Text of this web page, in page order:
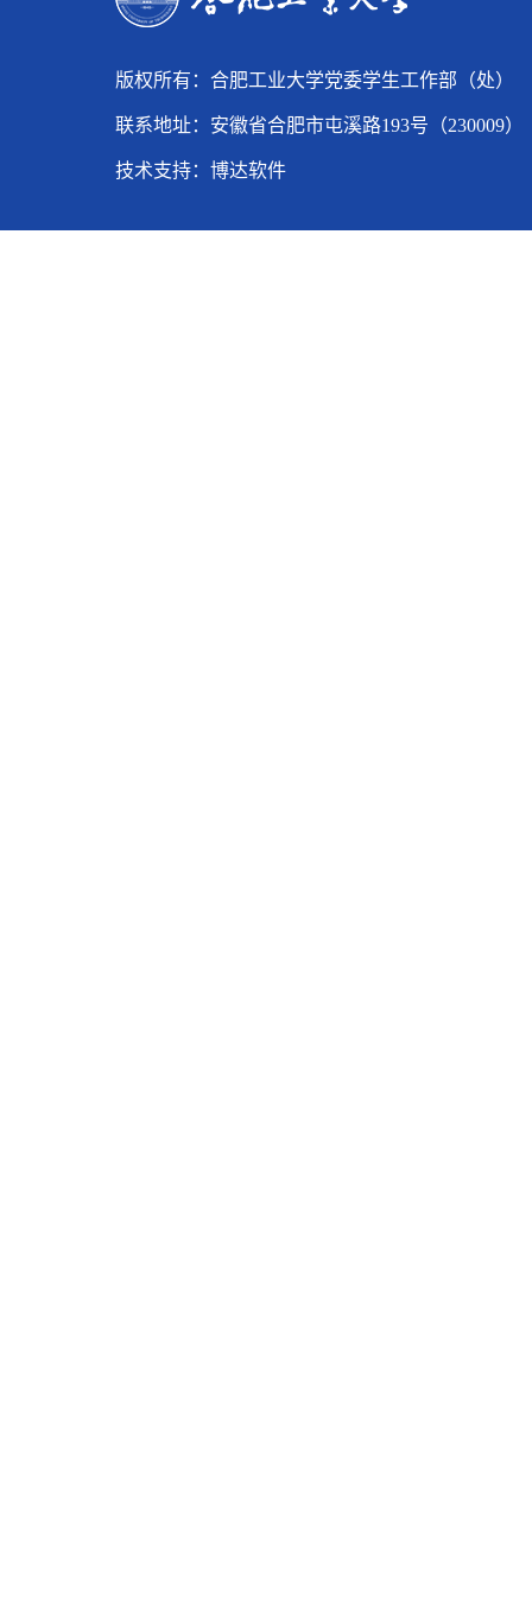
版权所有：合肥工业大学党委学生工作部（处）
联系地址：安徽省合肥市屯溪路193号（230009）
技术支持： 博达软件